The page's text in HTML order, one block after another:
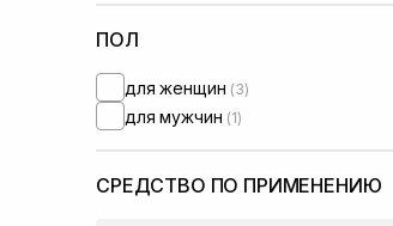
Question and Answer(+1)
Real Barrier
Rosy Drop(+1)
Round Lab(+2)
Skin1004(+3)
Transparent-Lab(+1)
ПОЛ
для женщин (3)
для мужчин (1)
СРЕДСТВО ПО ПРИМЕНЕНИЮ